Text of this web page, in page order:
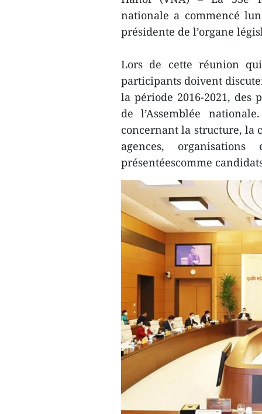
nationale a commencé
présidente de l’organe
Lors de cette réunion
participants doivent
la période 2016-2021, des
de l’Assemblée
concernant la structure, la
agences,
présentéescomme